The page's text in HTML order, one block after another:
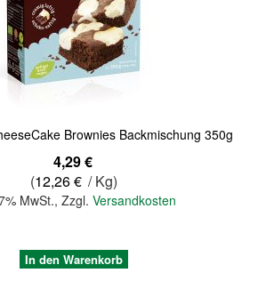
Brownies Backmischung 350g
4,29 €
(12,26 € / Kg)
MwSt.,Zzgl.Versandkosten
In den Warenkorb